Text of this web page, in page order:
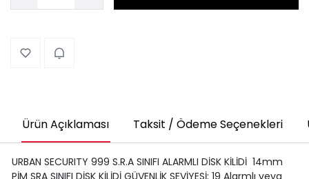
Ürün Açıklaması Taksit / Ödeme Seçenekleri
URBAN SECURITY 999 S.R.A SINIFI ALARMLI DİSK KİLİDİ 14mm
PİM SRA SINIFI DİSK KİLİDİ GÜVENLİK SEVİYESİ: 19 Alarmlı veya